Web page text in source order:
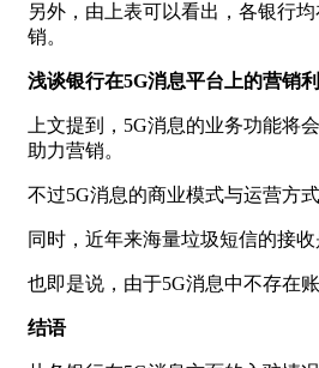
另外，由上表可以看出，各银行
销。
浅谈银行在5G消息平台上的营销
上文提到，5G消息的业务功能将
助力营销。
不过5G消息的商业模式与运营方
同时，近年来海量垃圾短信的接
也即是说，由于5G消息中不存在
结语